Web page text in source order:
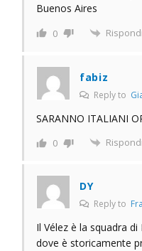
Buenos Aires
0 Rispondi
fabiz
Reply to
SARANNO ITALIANI
0 Rispondi
DY
Reply to
Il Vélez è la squadra
dove è storicamente